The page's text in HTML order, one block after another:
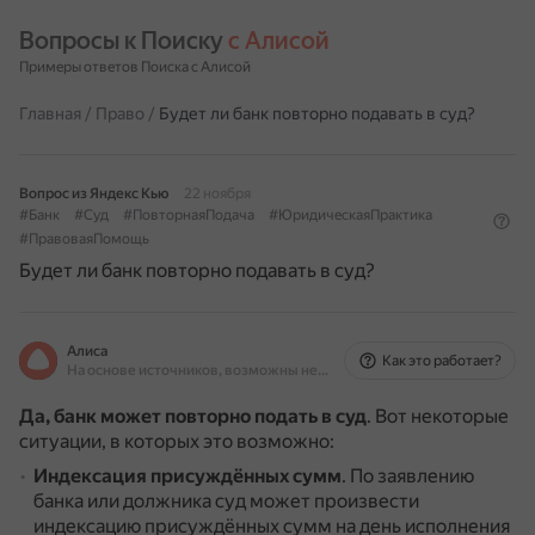
Вопросы к Поиску с Алисой
Примеры ответов Поиска с Алисой
Главная / Право / Будет ли банк повторно подавать в суд?
Вопрос из Яндекс Кью
22 ноября
#Банк
#Суд #ПовторнаяПодача
#ЮридическаяПрактика
#ПравоваяПомощь
Будет ли банк повторно подавать в суд?
Алиса
На основе источников, возможны неточности
Как это работает?
Да, банк может повторно подать в суд. Вот некоторые
ситуации, в которых это возможно:
Индексация присуждённых сумм. По заявлению
банка или должника суд может произвести
индексацию присуждённых сумм на день исполнения